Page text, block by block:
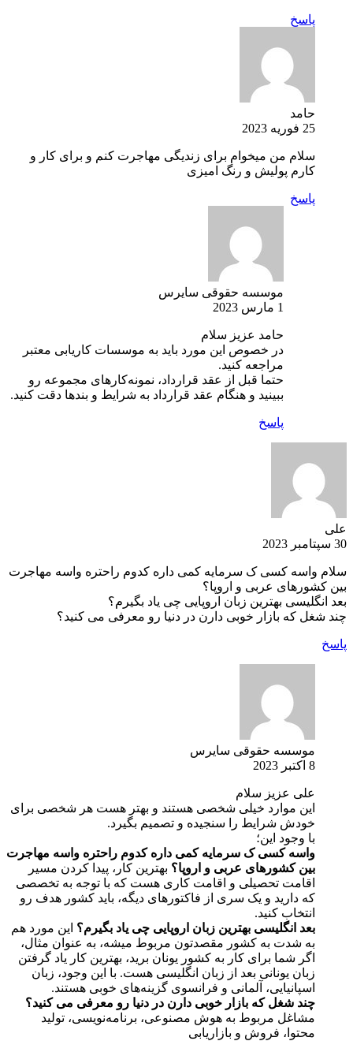
پاسخ
حامد
25 فوریه 2023
سلام من میخوام برای زندیگی مهاجرت کنم و برای کار و
کارم پولیش و رنگ امیزی
پاسخ
موسسه حقوقی سایرس
1 مارس 2023
حامد عزیز سلام
در خصوص این مورد باید به موسسات کاریابی معتبر
مراجعه کنید.
حتما قبل از عقد قرارداد، نمونه‌کارهای مجموعه رو
ببینید و هنگام عقد قرارداد به شرایط و بندها دقت کنید.
پاسخ
علی
30 سپتامبر 2023
سلام واسه کسی ک سرمایه کمی داره کدوم راحتره واسه مهاجرت
بین کشورهای عربی و اروپا؟
بعد انگلیسی بهترین زبان اروپایی چی یاد بگیرم؟
چند شغل که بازار خوبی دارن در دنیا رو معرفی می کنید؟
پاسخ
موسسه حقوقی سایرس
8 اکتبر 2023
علی عزیز سلام
این موارد خیلی شخصی هستند و بهتر هست هر شخصی برای
خودش شرایط را سنجیده و تصمیم بگیرد.
با وجود این؛
واسه کسی ک سرمایه کمی داره کدوم راحتره واسه مهاجرت
بین کشورهای عربی و اروپا؟ بهترین کار، پیدا کردن مسیر
اقامت تحصیلی و اقامت کاری هست که با توجه به تخصصی
که دارید و یک سری از فاکتورهای دیگه، باید کشور هدف رو
انتخاب کنید.
بعد انگلیسی بهترین زبان اروپایی چی یاد بگیرم؟ این مورد هم
به شدت به کشور مقصدتون مربوط میشه، به عنوان مثال،
اگر شما برای کار به کشور یونان برید، بهترین کار یاد گرفتن
زبان یونانی بعد از زبان انگلیسی هست. با این وجود، زبان
اسپانیایی، آلمانی و فرانسوی گزینه‌های خوبی هستند.
چند شغل که بازار خوبی دارن در دنیا رو معرفی می کنید؟
مشاغل مربوط به هوش مصنوعی، برنامه‌نویسی، تولید
محتوا، فروش و بازاریابی